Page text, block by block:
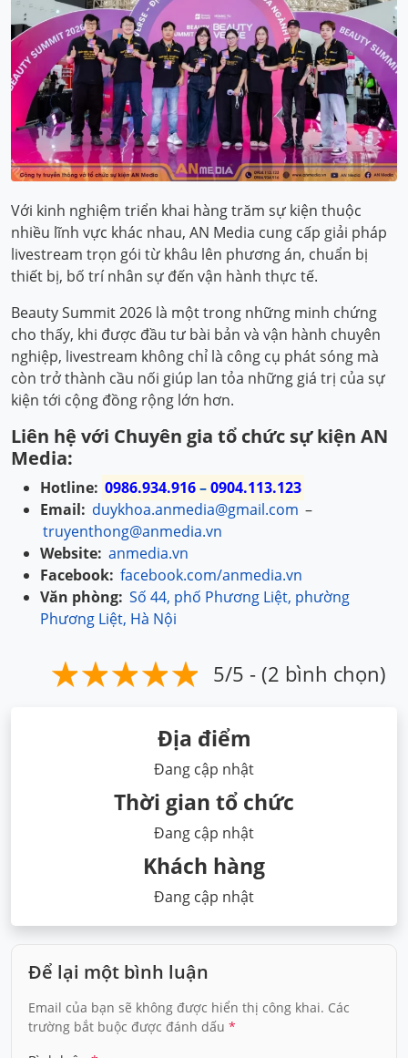
Với kinh nghiệm triển khai hàng trăm sự kiện thuộc
nhiều lĩnh vực khác nhau, AN Media cung cấp giải pháp
livestream trọn gói từ khâu lên phương án, chuẩn bị
thiết bị, bố trí nhân sự đến vận hành thực tế.
Beauty Summit 2026 là một trong những minh chứng
cho thấy, khi được đầu tư bài bản và vận hành chuyên
nghiệp, livestream không chỉ là công cụ phát sóng mà
còn trở thành cầu nối giúp lan tỏa những giá trị của sự
kiện tới cộng đồng rộng lớn hơn.
Liên hệ với Chuyên gia tổ chức sự kiện AN
Media:
Hotline: 0986.934.916–0904.113.123
Email: duykhoa.anmedia@gmail.com –
truyenthong@anmedia.vn
Website: anmedia.vn
Facebook: facebook.com/anmedia.vn
Văn phòng: Số 44, phố Phương Liệt, phường
Phương Liệt, Hà Nội
5/5 - (2 bình chọn)
Địa điểm
Đang cập nhật
Thời gian tổ chức
Đang cập nhật
Khách hàng
Đang cập nhật
Để lại một bình luận
Email của bạn sẽ không được hiển thị công khai. Các
trường bắt buộc được đánh dấu *